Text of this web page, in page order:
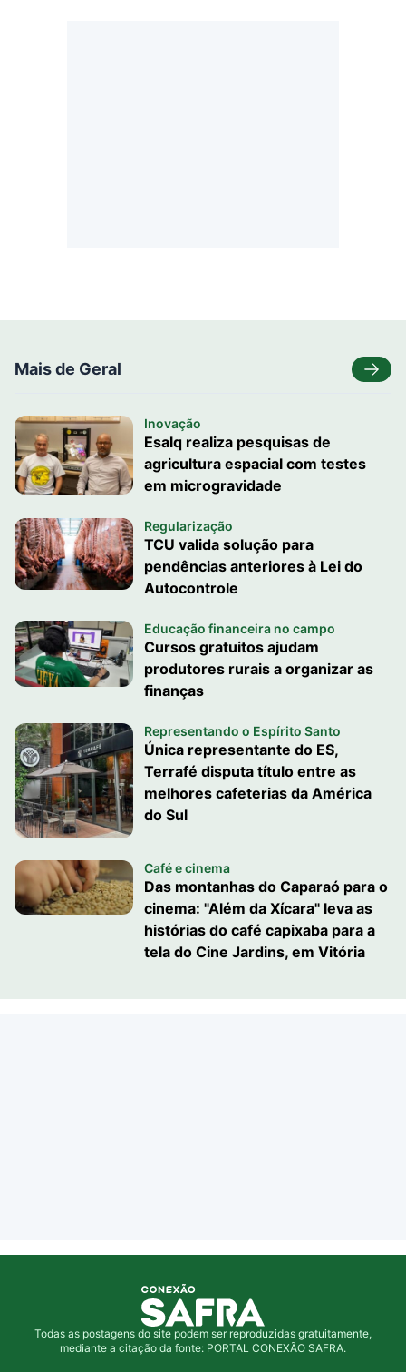
Mais de Geral
Inovação
Esalq realiza pesquisas de
agricultura espacial com testes
em microgravidade
Regularização
TCU valida solução para
pendências anteriores à Lei do
Autocontrole
Educação financeira no campo
Cursos gratuitos ajudam
produtores rurais a organizar as
finanças
Representando o Espírito Santo
Única representante do ES,
Terrafé disputa título entre as
melhores cafeterias da América
do Sul
Café e cinema
Das montanhas do Caparaó para o
cinema: "Além da Xícara" leva as
histórias do café capixaba para a
tela do Cine Jardins, em Vitória
Todas as postagens do site podem ser reproduzidas gratuitamente,
mediante a citação da fonte: PORTAL CONEXÃO SAFRA.